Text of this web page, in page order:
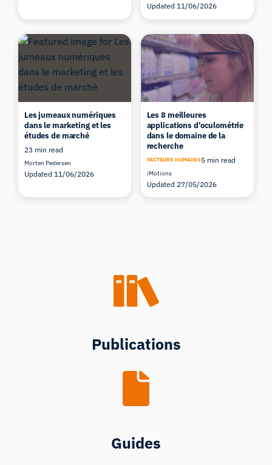
Updated 11/06/2026
Les jumeaux numériques
dans le marketing et les
études de marché
23 min read
Morten Pedersen
Updated 11/06/2026
Les 8 meilleures
applications d'oculométrie
dans le domaine de la
recherche
FACTEURS HUMAINS5 min read
iMotions
Updated 27/05/2026
Publications
Guides